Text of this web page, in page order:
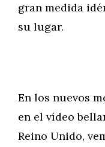
gran medida
su lugar.
En los nuevos
en el vídeo
Reino Unido,